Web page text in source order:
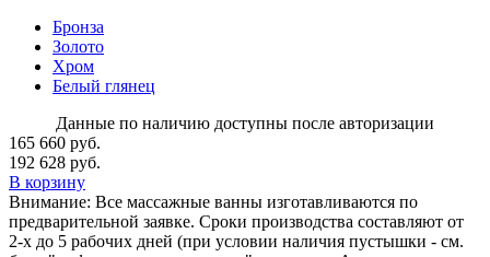
Бронза
Золото
Хром
Белый глянец
Данные по наличию доступны после авторизации
165 660 руб.
192 628 руб.
В корзину
Внимание: Все массажные ванны изготавливаются по
предварительной заявке. Сроки производства составляют от
2-х до 5 рабочих дней (при условии наличия пустышки - см.